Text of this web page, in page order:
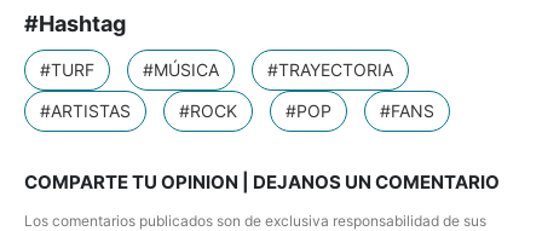
#Hashtag
#TURF #MÚSICA
#TRAYECTORIA
#ARTISTAS
#ROCK #POP #FANS
COMPARTE TU OPINION | DEJANOS UN COMENTARIO
Los comentarios publicados son de exclusiva responsabilidad de sus